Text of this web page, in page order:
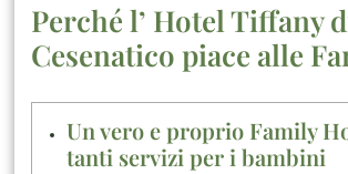
Perché l’ Hotel Tiffany
Cesenatico piace alle
Un vero e proprio Family
tanti servizi per i bambini